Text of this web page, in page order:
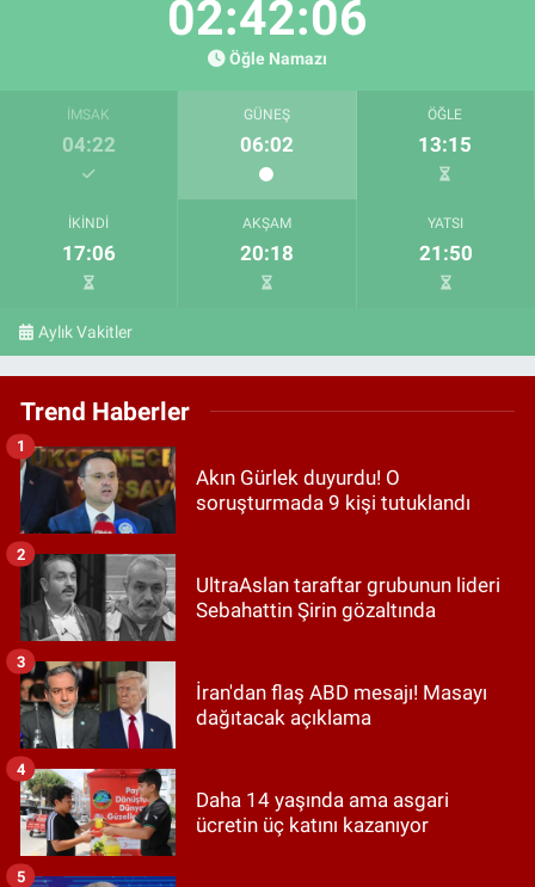
02:42:05
Öğle Namazı
İMSAK
04:22
GÜNEŞ
06:02
ÖĞLE
13:15
İKINDI
17:06
AKŞAM
20:18
YATSI
21:50
Aylık Vakitler
Trend Haberler
Akın Gürlek duyurdu! O
soruşturmada 9 kişi tutuklandı
1
UltraAslan taraftar grubunun lideri
Sebahattin Şirin gözaltında
2
İran'dan flaş ABD mesajı! Masayı
dağıtacak açıklama
3
Daha 14 yaşında ama asgari
ücretin üç katını kazanıyor
4
5